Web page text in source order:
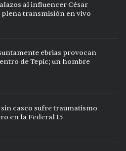
al influencer César
plena transmisión en vivo
ebrias provocan
de Tepic; un hombre
casco sufre traumatismo
en la Federal 15